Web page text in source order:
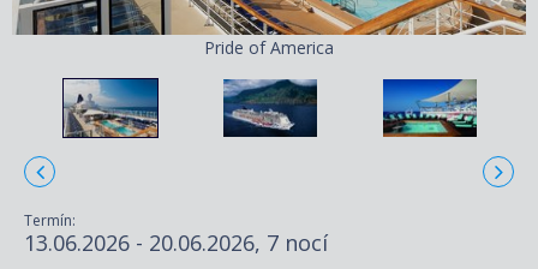
Pride of America
Termín:
13.06.2026 - 20.06.2026, 7 nocí